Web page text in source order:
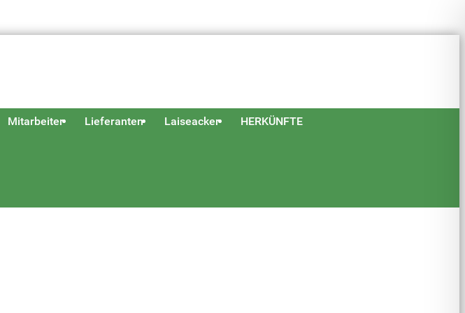
Mitarbeiter Lieferanten Laiseacker HERKÜNFTE